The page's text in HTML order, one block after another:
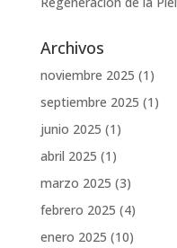
Archivos
noviembre 2025 (1)
septiembre 2025 (1)
junio 2025 (1)
abril 2025 (1)
marzo 2025 (3)
febrero 2025 (4)
enero 2025 (10)